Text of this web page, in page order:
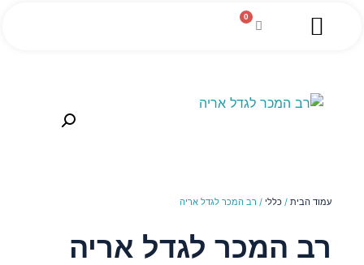
0
עמוד הבית / כללי / רב המכר לגדל אריה
רב המכר לגדל אריה